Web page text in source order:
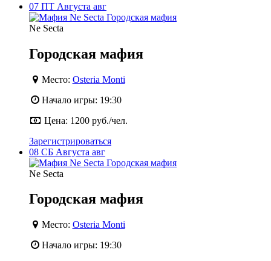
07 ПТ Августа авг
Ne Secta
Городская мафия
Место: Osteria Monti
Начало игры: 19:30
Цена: 1200 руб./чел.
Зарегистрироваться
08 СБ Августа авг
Ne Secta
Городская мафия
Место: Osteria Monti
Начало игры: 19:30